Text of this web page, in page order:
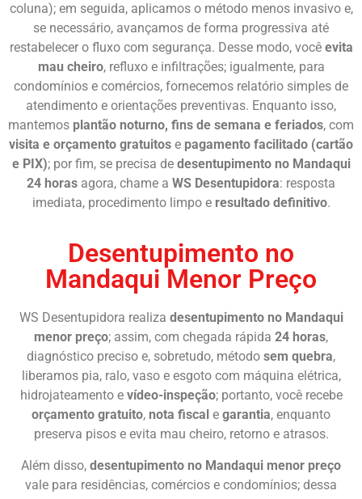
coluna); em seguida, aplicamos o método menos invasivo e,
se necessário, avançamos de forma progressiva até
restabelecer o fluxo com segurança. Desse modo, você evita
mau cheiro, refluxo e infiltrações; igualmente, para
condomínios e comércios, fornecemos relatório simples de
atendimento e orientações preventivas. Enquanto isso,
mantemos plantão noturno, fins de semana e feriados, com
visita e orçamento gratuitos e pagamento facilitado (cartão
e PIX); por fim, se precisa de desentupimento no Mandaqui
24 horas agora, chame a WS Desentupidora: resposta
imediata, procedimento limpo e resultado definitivo.
Desentupimento no
Mandaqui Menor Preço
WS Desentupidora realiza desentupimento no Mandaqui
menor preço; assim, com chegada rápida 24 horas,
diagnóstico preciso e, sobretudo, método sem quebra,
liberamos pia, ralo, vaso e esgoto com máquina elétrica,
hidrojateamento e vídeo-inspeção; portanto, você recebe
orçamento gratuito, nota fiscal e garantia, enquanto
preserva pisos e evita mau cheiro, retorno e atrasos.
Além disso, desentupimento no Mandaqui menor preço
vale para residências, comércios e condomínios; dessa